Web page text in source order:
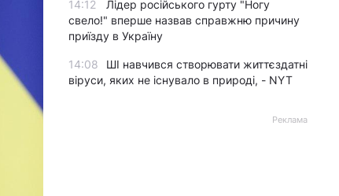
14:12
Лідер російського гурту "Ногу
свело!" вперше назвав справжню причину
приїзду в Україну
14:08
ШІ навчився створювати життєздатні
віруси, яких не існувало в природі, - NYT
Реклама